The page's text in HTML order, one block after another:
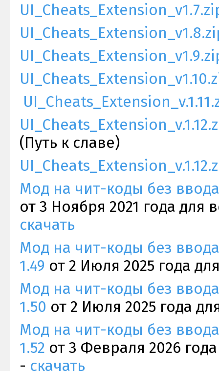
(Путь к славе)
Мод на чит-коды без
от 3 Ноября 2021 года для
скачать
Мод на чит-коды без
1.49 от 2 Июля 2025 года
Мод на чит-коды без
1.50 от 2 Июля 2025 года
Мод на чит-коды без
1.52 от 3 Февраля 2026
- скачать